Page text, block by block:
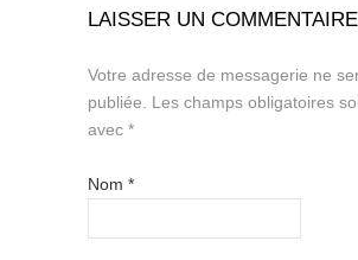
LAISSER UN COMMENTAIRE
Votre adresse de messagerie ne
publiée.
Les champs obligatoires
avec *
Nom *